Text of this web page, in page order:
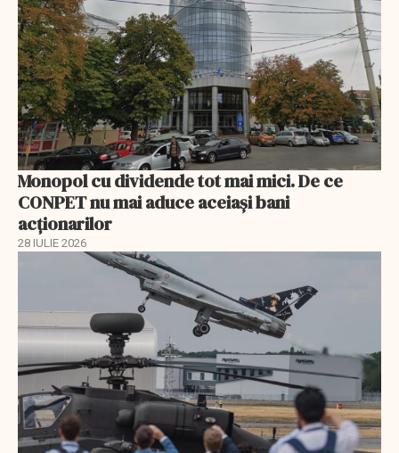
Monopol cu dividende tot mai mici. De ce
CONPET nu mai aduce aceiași bani
acționarilor
28 IULIE 2026